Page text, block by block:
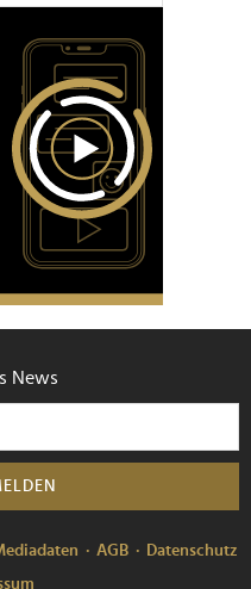
News
AGB
Datenschutz